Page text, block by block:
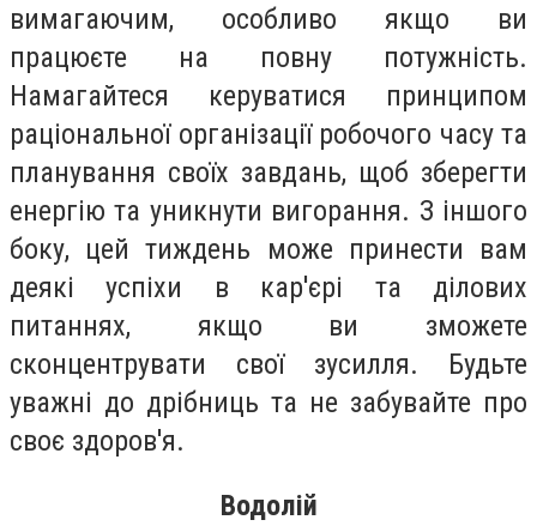
вимагаючим, особливо якщо ви
працюєте на повну потужність.
Намагайтеся керуватися принципом
раціональної організації робочого часу та
планування своїх завдань, щоб зберегти
енергію та уникнути вигорання. З іншого
боку, цей тиждень може принести вам
деякі успіхи в кар'єрі та ділових
питаннях, якщо ви зможете
сконцентрувати свої зусилля. Будьте
уважні до дрібниць та не забувайте про
своє здоров'я.
Водолій